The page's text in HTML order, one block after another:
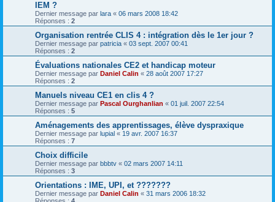
IEM ?
Dernier message par lara « 06 mars 2008 18:42
Réponses : 2
Organisation rentrée CLIS 4 : intégration dès le 1er jour ?
Dernier message par patricia « 03 sept. 2007 00:41
Réponses : 2
Évaluations nationales CE2 et handicap moteur
Dernier message par Daniel Calin « 28 août 2007 17:27
Réponses : 2
Manuels niveau CE1 en clis 4 ?
Dernier message par Pascal Ourghanlian « 01 juil. 2007 22:54
Réponses : 5
Aménagements des apprentissages, élève dyspraxique
Dernier message par lupial « 19 avr. 2007 16:37
Réponses : 7
Choix difficile
Dernier message par bbbtv « 02 mars 2007 14:11
Réponses : 3
Orientations : IME, UPI, et ???????
Dernier message par Daniel Calin « 31 mars 2006 18:32